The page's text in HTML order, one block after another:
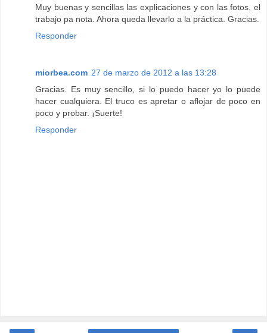
Muy buenas y sencillas las explicaciones y con las fotos, el
trabajo pa nota. Ahora queda llevarlo a la práctica. Gracias.
Responder
miorbea.com 27 de marzo de 2012 a las 13:28
Gracias. Es muy sencillo, si lo puedo hacer yo lo puede
hacer cualquiera. El truco es apretar o aflojar de poco en
poco y probar. ¡Suerte!
Responder